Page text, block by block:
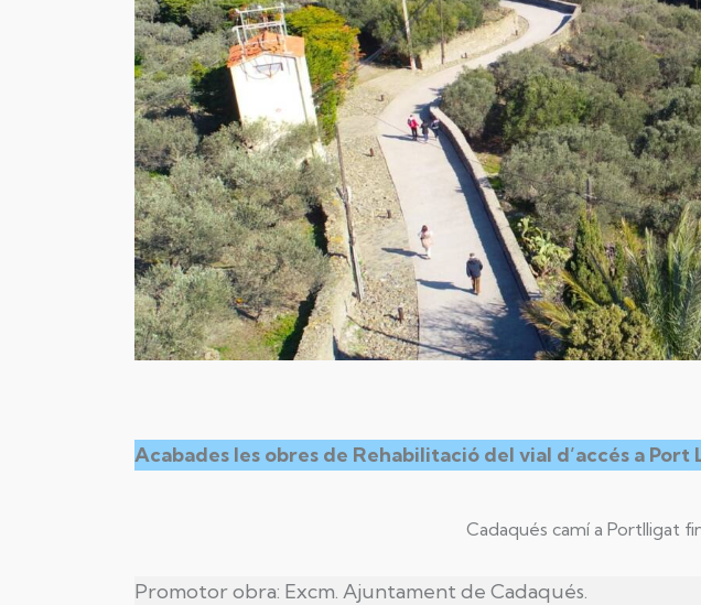
Acabades les obres de Rehabilitació del vial d’accés a
Cadaqués camí a Portlligat
Promotor obra: Excm. Ajuntament de Cadaqués.